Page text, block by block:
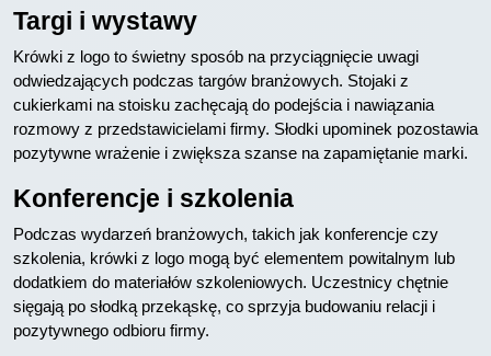
Targi i wystawy
Krówki z logo to świetny sposób na przyciągnięcie uwagi
odwiedzających podczas targów branżowych. Stojaki z
cukierkami na stoisku zachęcają do podejścia i nawiązania
rozmowy z przedstawicielami firmy. Słodki upominek pozostawia
pozytywne wrażenie i zwiększa szanse na zapamiętanie marki.
Konferencje i szkolenia
Podczas wydarzeń branżowych, takich jak konferencje czy
szkolenia, krówki z logo mogą być elementem powitalnym lub
dodatkiem do materiałów szkoleniowych. Uczestnicy chętnie
sięgają po słodką przekąskę, co sprzyja budowaniu relacji i
pozytywnego odbioru firmy.